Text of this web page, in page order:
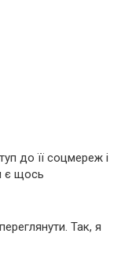
до її соцмереж і
є щось
Так, я